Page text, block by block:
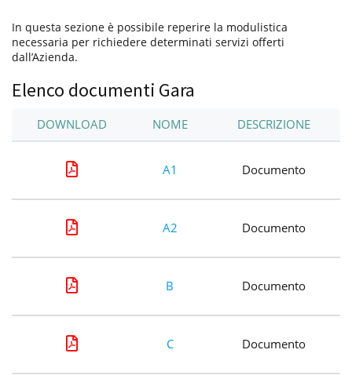
In questa sezione è possibile reperire la modulistica
necessaria per richiedere determinati servizi offerti
dall’Azienda.
Elenco documenti Gara
DOWNLOAD NOME DESCRIZIONE
A1 Documento
A2 Documento
B Documento
C Documento